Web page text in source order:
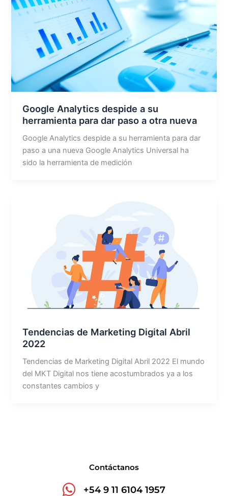
Google Analytics despide a su
herramienta para dar paso a otra nueva
Google Analytics despide a su herramienta para dar
paso a una nueva Google Analytics Universal ha
sido la herramienta de medición
Tendencias de Marketing Digital Abril
2022
Tendencias de Marketing Digital Abril 2022 El mundo
del MKT Digital nos tiene acostumbrados ya a los
constantes cambios y
Contáctanos
+54 9 11 6104 1957